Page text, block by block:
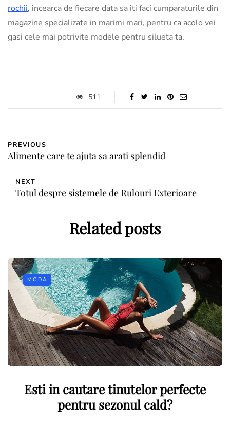
rochii, incearca de fiecare data sa iti faci cumparaturile din
magazine specializate in marimi mari, pentru ca acolo vei
gasi cele mai potrivite modele pentru silueta ta.
511
PREVIOUS
Alimente care te ajuta sa arati splendid
NEXT
Totul despre sistemele de Rulouri Exterioare
Related posts
MODA
Esti in cautare tinutelor perfecte
pentru sezonul cald?